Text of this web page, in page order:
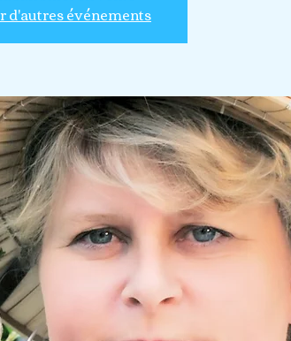
d'autres événements